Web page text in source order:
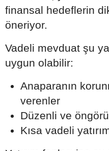
finansal hedeflerin
öneriyor.
Vadeli mevduat şu
uygun olabilir:
Anaparanın
verenler
Düzenli ve
Kısa vadeli